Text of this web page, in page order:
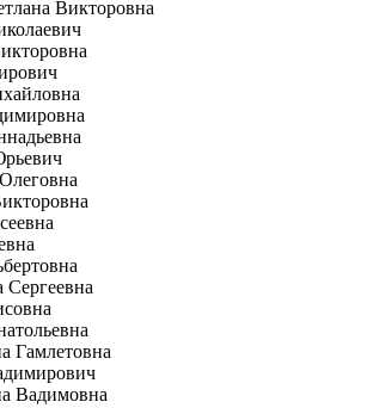
Викторовна
Гамлетовна
Вадимовна